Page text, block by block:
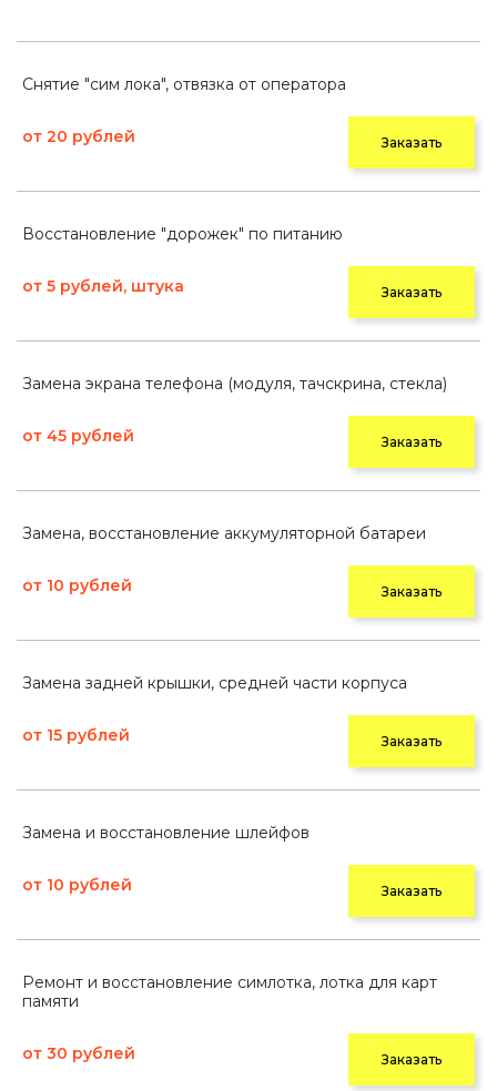
Снятие "сим лока", отвязка от оператора
от 20 рублей Заказать
Восстановление "дорожек" по питанию
от 5 рублей, штука Заказать
Замена экрана телефона (модуля, тачскрина, стекла)
от 45 рублей Заказать
Замена, восстановление аккумуляторной батареи
от 10 рублей Заказать
Замена задней крышки, средней части корпуса
от 15 рублей Заказать
Замена и восстановление шлейфов
от 10 рублей Заказать
Ремонт и восстановление симлотка, лотка для карт
памяти
от 30 рублей Заказать